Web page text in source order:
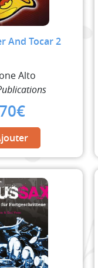
And Tocar 2
Alto
€